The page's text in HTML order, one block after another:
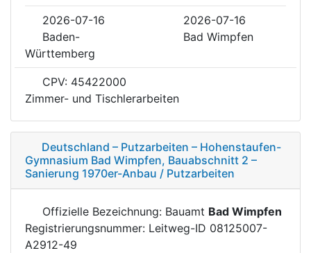
2026-07-16
2026-07-16
Baden-
Württemberg
Bad Wimpfen
CPV: 45422000
Zimmer- und Tischlerarbeiten
Deutschland – Putzarbeiten – Hohenstaufen-
Gymnasium Bad Wimpfen, Bauabschnitt 2 –
Sanierung 1970er-Anbau / Putzarbeiten
Offizielle Bezeichnung: Bauamt Bad Wimpfen
Registrierungsnummer: Leitweg-ID 08125007-
A2912-49